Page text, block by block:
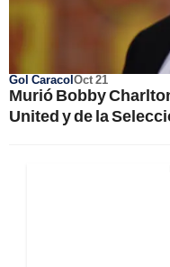
Gol CaracolOct 21
Murió Bobby
United y de la